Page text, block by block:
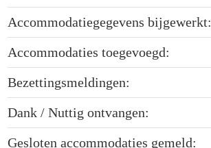
Accommodatiegegevens bijgewerkt:
Accommodaties toegevoegd:
Bezettingsmeldingen:
Dank / Nuttig ontvangen:
Gesloten accommodaties gemeld: